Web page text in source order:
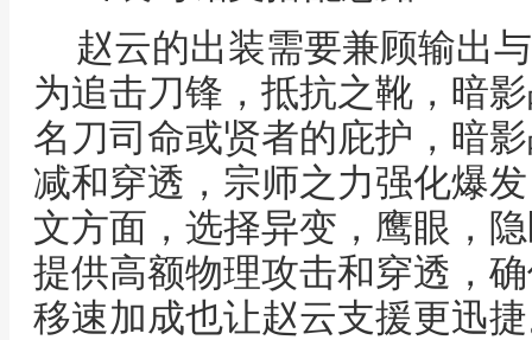
赵云的出装需要兼顾输出
为追击刀锋，抵抗之靴，暗
名刀司命或贤者的庇护，暗
减和穿透，宗师之力强化爆
文方面，选择异变，鹰眼，
提供高额物理攻击和穿透，
移速加成也让赵云支援更迅